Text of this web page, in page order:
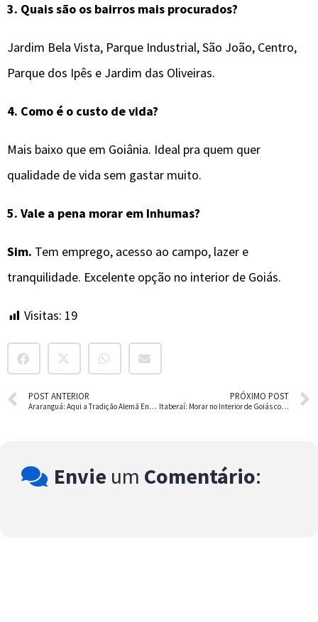
3. Quais são os bairros mais procurados?
Jardim Bela Vista, Parque Industrial, São João, Centro,
Parque dos Ipês e Jardim das Oliveiras.
4. Como é o custo de vida?
Mais baixo que em Goiânia. Ideal pra quem quer
qualidade de vida sem gastar muito.
5. Vale a pena morar em Inhumas?
Sim. Tem emprego, acesso ao campo, lazer e
tranquilidade. Excelente opção no interior de Goiás.
Visitas: 19
POST ANTERIOR
Araranguá: Aqui a Tradição Alemã Encontra as Raízes Quilombolas
PRÓXIMO POST
Itaberaí: Morar no Interior de Goiás com Custo Baixo
Envie um Comentário: